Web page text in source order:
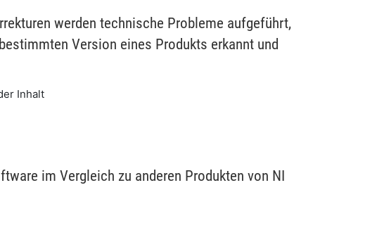
werden technische Probleme aufgeführt,
Version eines Produkts erkannt und
Inhalt
im Vergleich zu anderen Produkten von NI